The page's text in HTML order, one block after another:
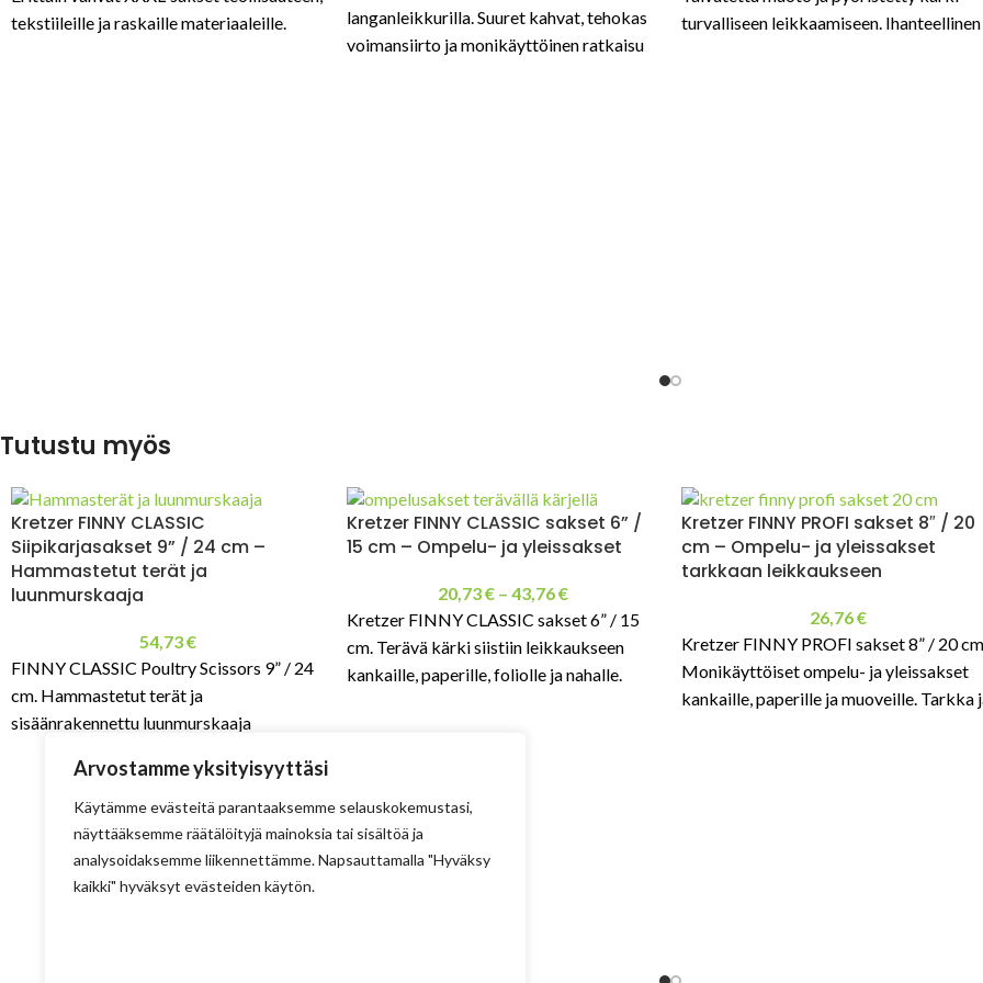
Arvostamme yksityisyyttäsi
Käytämme evästeitä parantaaksemme selauskokemustasi,
näyttääksemme räätälöityjä mainoksia tai sisältöä ja
analysoidaksemme liikennettämme. Napsauttamalla "Hyväksy
kaikki" hyväksyt evästeiden käytön.
tekstiileille ja raskaille materiaaleille.
langanleikkurilla. Suuret kahvat, tehokas
voimansiirto ja monikäyttöinen ratkaisu
turvalliseen leikkaamiseen. Ihanteellinen
Tutustu myös
Kretzer FINNY CLASSIC
Siipikarjasakset 9” / 24 cm –
Hammastetut terät ja
luunmurskaaja
54,73€
FINNY CLASSIC Poultry Scissors 9” / 24
cm. Hammastetut terät ja
sisäänrakennettu luunmurskaaja
Yksikätinen lukitus ja tiskikoneenkestävä
Kretzer FINNY CLASSIC sakset 6” /
15 cm – Ompelu- ja yleissakset
20,73€ – 43,76€
Kretzer FINNY CLASSIC sakset 6” / 15
cm. Terävä kärki siistiin leikkaukseen
kankaille, paperille, foliolle ja nahalle.
Kretzer FINNY PROFI sakset 8″ / 20
cm – Ompelu- ja yleissakset
tarkkaan leikkaukseen
26,76€
Kretzer FINNY PROFI sakset 8” / 20
Monikäyttöiset ompelu- ja yleissakset
kankaille, paperille ja muoveille. Tarkka